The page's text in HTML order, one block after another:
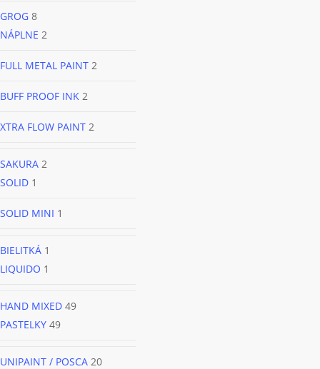
GROG 8
NÁPLNE 2
FULL METAL PAINT 2
BUFF PROOF INK 2
XTRA FLOW PAINT 2
SAKURA 2
SOLID 1
SOLID MINI 1
BIELITKÁ 1
LIQUIDO 1
HAND MIXED 49
PASTELKY 49
UNIPAINT / POSCA 20